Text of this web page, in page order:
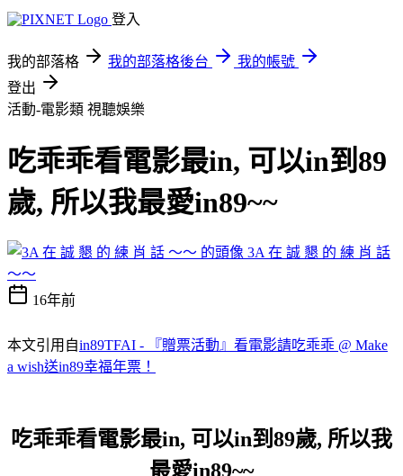
登入
我的部落格 我的部落格後台
我的帳號
登出
活動-電影類 視聽娛樂
吃乖乖看電影最in, 可以in到89
歲, 所以我最愛in89~~
3A 在 誠 懇 的 練 肖 話
～～
16年前
本文引用自in89TFAI - 『贈票活動』看電影請吃乖乖 @ Make
a wish送in89幸福年票！
吃乖乖看電影最in, 可以in到89歲, 所以我
最愛in89~~